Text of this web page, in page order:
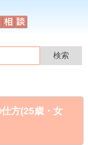
方(25歳・女